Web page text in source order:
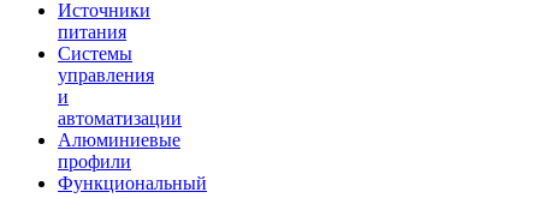
Источники
питания
Системы
управления
и
автоматизации
Алюминиевые
профили
Функциональный